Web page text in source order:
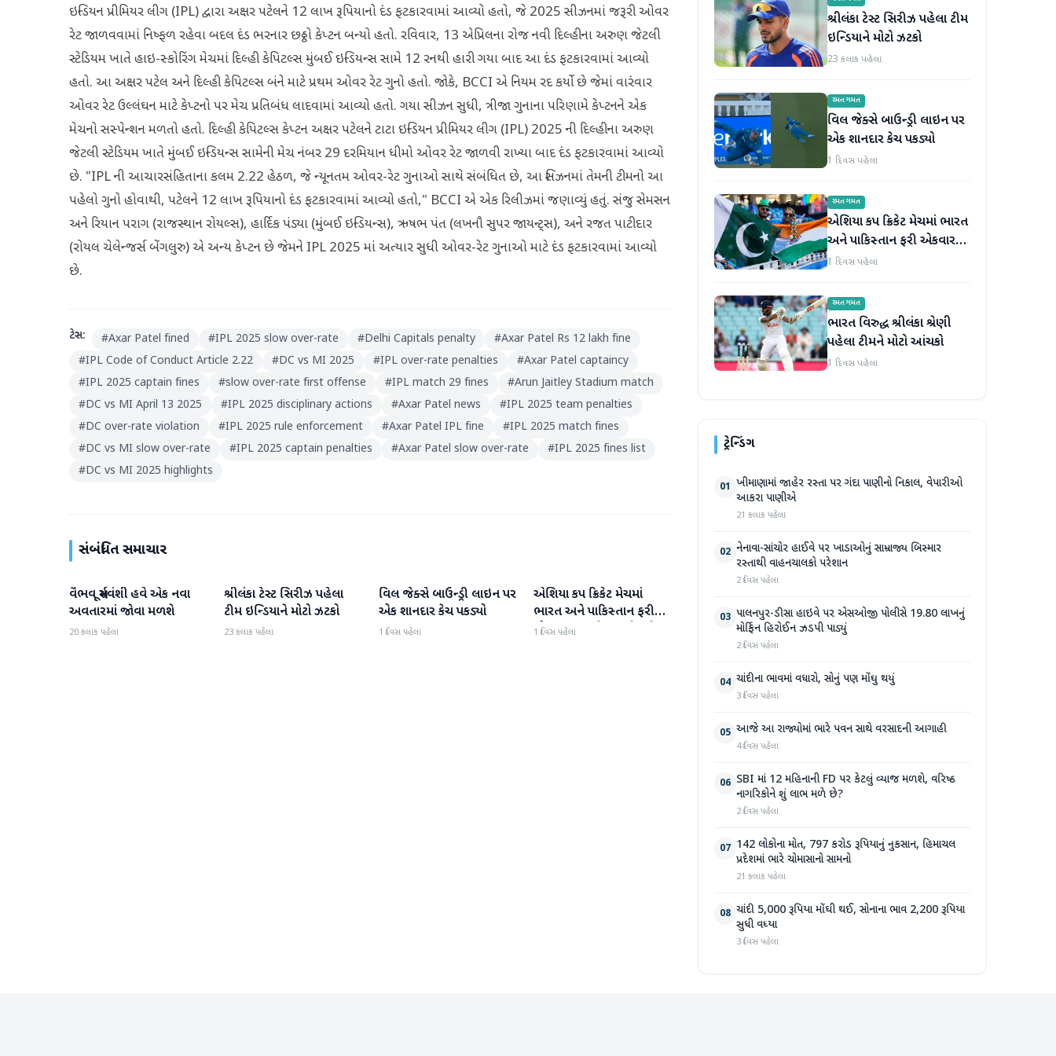
ઇન્ડિયન પ્રીમિયર લીગ (IPL) દ્વારા અક્ષર પટેલને 12 લાખ રૂપિયાનો દંડ ફટકારવામાં આવ્યો હતો, જે 2025 સીઝનમાં જરૂરી ઓવર
રેટ જાળવવામાં નિષ્ફળ રહેવા બદલ દંડ ભરનાર છઠ્ઠો કેપ્ટન બન્યો હતો. રવિવાર, 13 એપ્રિલના રોજ નવી દિલ્હીના અરુણ જેટલી
સ્ટેડિયમ ખાતે હાઇ-સ્કોરિંગ મેચમાં દિલ્હી કેપિટલ્સ મુંબઈ ઇન્ડિયન્સ સામે 12 રનથી હારી ગયા બાદ આ દંડ ફટકારવામાં આવ્યો
હતો. આ અક્ષર પટેલ અને દિલ્હી કેપિટલ્સ બંને માટે પ્રથમ ઓવર રેટ ગુનો હતો. જોકે, BCCI એ નિયમ રદ કર્યો છે જેમાં વારંવાર
ઓવર રેટ ઉલ્લંઘન માટે કેપ્ટનો પર મેચ પ્રતિબંધ લાદવામાં આવ્યો હતો. ગયા સીઝન સુધી, ત્રીજા ગુનાના પરિણામે કેપ્ટનને એક
મેચનો સસ્પેન્શન મળતો હતો. દિલ્હી કેપિટલ્સ કેપ્ટન અક્ષર પટેલને ટાટા ઇન્ડિયન પ્રીમિયર લીગ (IPL) 2025 ની દિલ્હીના અરુણ
જેટલી સ્ટેડિયમ ખાતે મુંબઈ ઇન્ડિયન્સ સામેની મેચ નંબર 29 દરમિયાન ધીમો ઓવર રેટ જાળવી રાખ્યા બાદ દંડ ફટકારવામાં આવ્યો
છે. "IPL ની આચારસંહિતાના કલમ 2.22 હેઠળ, જે ન્યૂનતમ ઓવર-રેટ ગુનાઓ સાથે સંબંધિત છે, આ સિઝનમાં તેમની ટીમનો આ
પહેલો ગુનો હોવાથી, પટેલને 12 લાખ રૂપિયાનો દંડ ફટકારવામાં આવ્યો હતો," BCCI એ એક રિલીઝમાં જણાવ્યું હતું. સંજુ સેમસન
અને રિયાન પરાગ (રાજસ્થાન રોયલ્સ), હાર્દિક પંડ્યા (મુંબઈ ઇન્ડિયન્સ), ઋષભ પંત (લખનૌ સુપર જાયન્ટ્સ), અને રજત પાટીદાર
(રોયલ ચેલેન્જર્સ બેંગલુરુ) એ અન્ય કેપ્ટન છે જેમને IPL 2025 માં અત્યાર સુધી ઓવર-રેટ ગુનાઓ માટે દંડ ફટકારવામાં આવ્યો
છે.
ટેગ્સ: #Axar Patel fined #IPL 2025 slow over-rate #Delhi Capitals penalty #Axar Patel Rs 12 lakh fine
#IPL Code of Conduct Article 2.22 #DC vs MI 2025 #IPL over-rate penalties #Axar Patel captaincy
#IPL 2025 captain fines #slow over-rate first offense #IPL match 29 fines #Arun Jaitley Stadium match
#DC vs MI April 13 2025 #IPL 2025 disciplinary actions #Axar Patel news #IPL 2025 team penalties
#DC over-rate violation #IPL 2025 rule enforcement #Axar Patel IPL fine #IPL 2025 match fines
#DC vs MI slow over-rate #IPL 2025 captain penalties #Axar Patel slow over-rate #IPL 2025 fines list
#DC vs MI 2025 highlights
સંબંધિત સમાચાર
રમતગમત
વૈભવ સૂર્યવંશી હવે એક નવા
અવતારમાં જોવા મળશે
20 કલાક પહેલા
રમતગમત
શ્રીલંકા ટેસ્ટ સિરીઝ પહેલા
ટીમ ઇન્ડિયાને મોટો ઝટકો
23 કલાક પહેલા
રમતગમત
વિલ જેક્સે બાઉન્ડ્રી લાઇન પર
એક શાનદાર કેચ પકડ્યો
1 દિવસ પહેલા
રમતગમત
એશિયા કપ ક્રિકેટ મેચમાં
ભારત અને પાકિસ્તાન ફરી
એકવાર આમને-સામને થશે
1 દિવસ પહેલા
શ્રીલંકા ટેસ્ટ સિરીઝ પહેલા ટીમ
ઇન્ડિયાને મોટો ઝટકો
23 કલાક પહેલા
રમતગમત
વિલ જેક્સે બાઉન્ડ્રી લાઇન પર
એક શાનદાર કેચ પકડ્યો
1 દિવસ પહેલા
રમતગમત
એશિયા કપ ક્રિકેટ મેચમાં ભારત
અને પાકિસ્તાન ફરી એકવાર
આમને-સામને થશે
1 દિવસ પહેલા
રમતગમત
ભારત વિરુદ્ધ શ્રીલંકા શ્રેણી
પહેલા ટીમને મોટો આંચકો
1 દિવસ પહેલા
ટ્રેન્ડિંગ
01 ખીમાણામાં જાહેર રસ્તા પર ગંદા પાણીનો નિકાલ, વેપારીઓ
આકરા પાણીએ
21 કલાક પહેલા
02 નેનાવા-સાંચોર હાઈવે પર ખાડાઓનું સામ્રાજ્ય બિસ્માર
રસ્તાથી વાહનચાલકો પરેશાન
2 દિવસ પહેલા
03 પાલનપુર-ડીસા હાઇવે પર એસઓજી પોલીસે 19.80 લાખનું
મોર્ફિન હિરોઈન ઝડપી પાડ્યું
2 દિવસ પહેલા
04 ચાંદીના ભાવમાં વધારો, સોનું પણ મોંઘુ થયું
3 દિવસ પહેલા
05 આજે આ રાજ્યોમાં ભારે પવન સાથે વરસાદની આગાહી
4 દિવસ પહેલા
06 SBI માં 12 મહિનાની FD પર કેટલું વ્યાજ મળશે, વરિષ્ઠ
નાગરિકોને શું લાભ મળે છે?
2 દિવસ પહેલા
07 142 લોકોના મોત, 797 કરોડ રૂપિયાનું નુકસાન, હિમાચલ
પ્રદેશમાં ભારે ચોમાસાનો સામનો
21 કલાક પહેલા
08 ચાંદી 5,000 રૂપિયા મોંઘી થઈ, સોનાના ભાવ 2,200 રૂપિયા
સુધી વધ્યા
3 દિવસ પહેલા